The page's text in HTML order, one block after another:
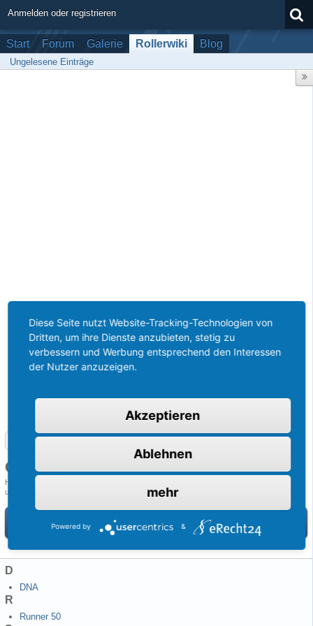
Anmelden oder registrieren
Start Forum Galerie Rollerwiki Blog
Ungelesene Einträge
Rollermodelle
Gilera Roller
Hier findest Du alle wichtigen Informationen und technische Daten über Gilera Scooter
und Gilera Rollermodelle.
Forum nach undstelle Deine Frage!
D
DNA
R
Runner 50
Diese Seite nutzt Website-Tracking-Technologien von
Dritten, um ihre Dienste anzubieten, stetig zu
verbessern und Werbung entsprechend den Interessen
der Nutzer anzuzeigen.
Akzeptieren
Ablehnen
mehr
Powered by &